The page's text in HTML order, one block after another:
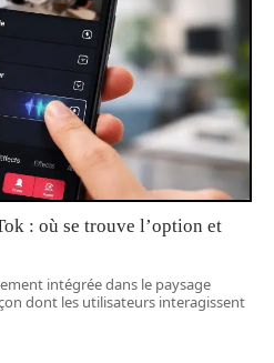
: où se trouve l’option et
intégrée dans le paysage
dont les utilisateurs interagissent